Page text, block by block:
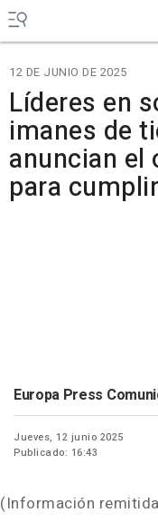
12 DE JUNIO DE 2025
Líderes en
imanes de
anuncian el
para
Europa Press
Jueves, 12 junio 2025
Publicado: 16:43
(Información